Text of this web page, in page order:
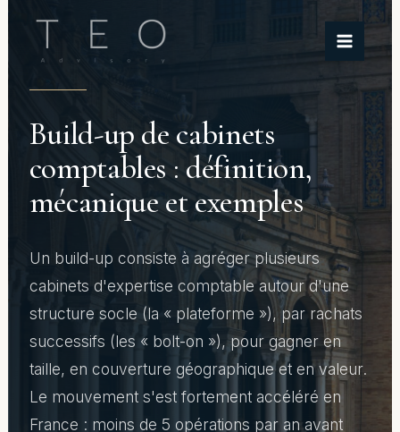
contenu
Build-up de cabinets
comptables : définition,
mécanique et exemples
Un build-up consiste à agréger plusieurs
cabinets d'expertise comptable autour d'une
structure socle (la « plateforme »), par rachats
successifs (les « bolt-on »), pour gagner en
taille, en couverture géographique et en valeur.
Le mouvement s'est fortement accéléré en
France : moins de 5 opérations par an avant